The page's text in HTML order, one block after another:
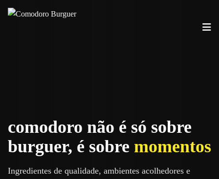
comodoro não é só sobre
burguer, é sobre momentos
Ingredientes de qualidade, ambientes acolhedores e